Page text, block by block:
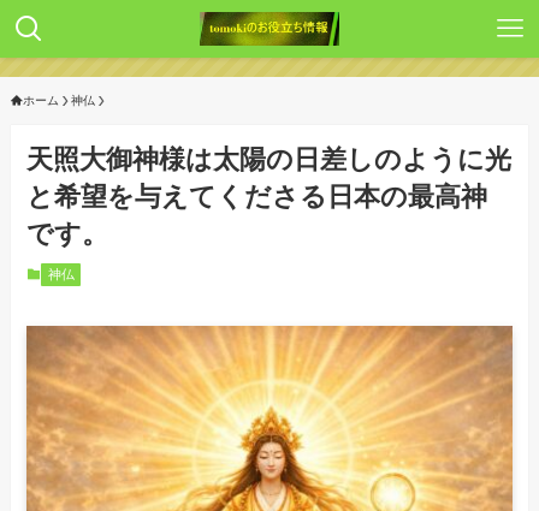
ホーム 神仏
天照大御神様は太陽の日差しのように光
と希望を与えてくださる日本の最高神
です。
神仏